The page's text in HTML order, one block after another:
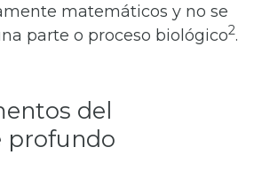
matemáticos y no se
parte o proceso biológico2.
del
profundo